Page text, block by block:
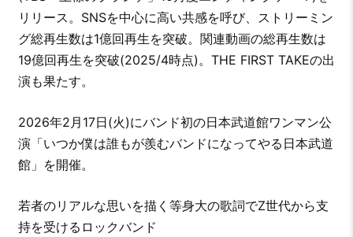
リリース。SNSを中心に高い共感を呼び、ストリーミン
グ総再生数は1億回再生を突破。関連動画の総再生数は
19億回再生を突破(2025/4時点)。THE FIRST TAKEの出
演も果たす。
2026年2月17日(火)にバンド初の日本武道館ワンマン公
演「いつか僕は誰もが羨むバンドになってやる日本武道
館」を開催。
若者のリアルな思いを描く等身大の歌詞でZ世代から支
持を受けるロックバンド